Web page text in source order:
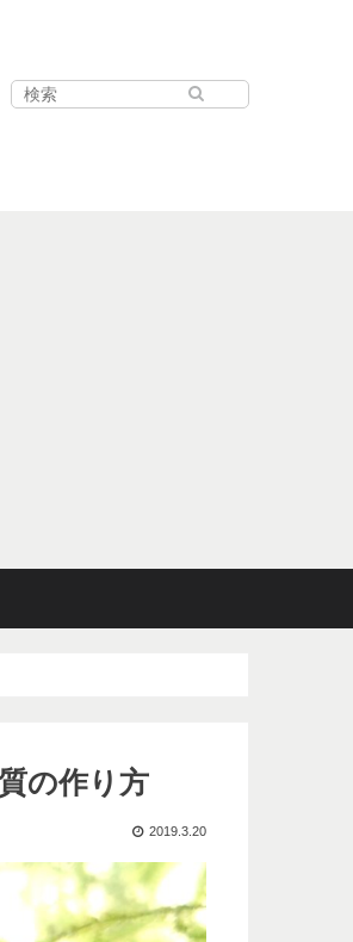
の作り方
2019.3.20